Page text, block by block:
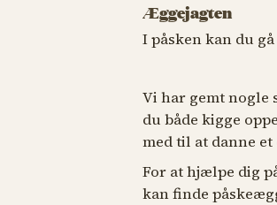
Æggejagten
I påsken kan du
Vi har gemt nogle
du både kigge
med til at danne et
For at hjælpe dig
kan finde